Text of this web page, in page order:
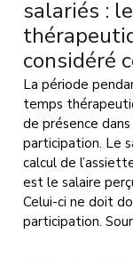
salariés :
considéré
La période
temps
de présence
participation. Le
calcul de
est le salaire
Celui-ci ne doit
participation.